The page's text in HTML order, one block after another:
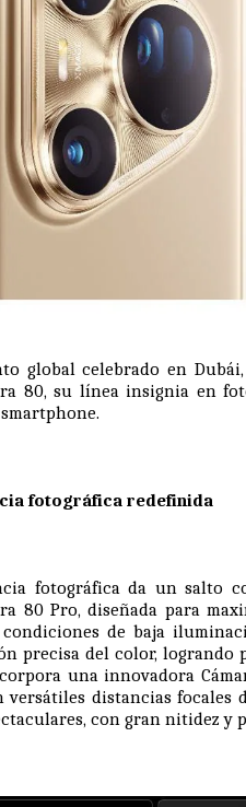
global celebrado en
80, su línea insignia en
fotográfica redefinida
fotográfica da un salto
80 Pro, diseñada para
de baja
precisa del color, logrando
una innovadora
versátiles distancias focales
con gran nitidez y